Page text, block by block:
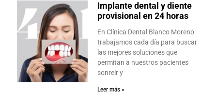
Implante dental y diente
provisional en 24 horas
En Clínica Dental Blanco Moreno
trabajamos cada día para buscar
las mejores soluciones que
permitan a nuestros pacientes
sonreír y
Leer más »